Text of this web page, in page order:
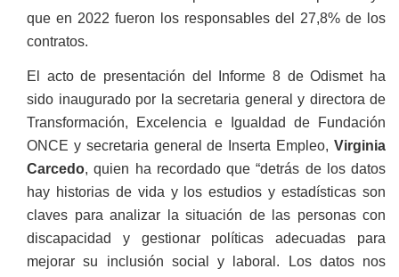
que en 2022 fueron los responsables del 27,8% de los
contratos.
El acto de presentación del Informe 8 de Odismet ha
sido inaugurado por la secretaria general y directora de
Transformación, Excelencia e Igualdad de Fundación
ONCE y secretaria general de Inserta Empleo, Virginia
Carcedo, quien ha recordado que “detrás de los datos
hay historias de vida y los estudios y estadísticas son
claves para analizar la situación de las personas con
discapacidad y gestionar políticas adecuadas para
mejorar su inclusión social y laboral. Los datos nos